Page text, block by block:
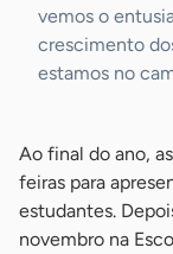
vemos o
crescimento
estamos no
Ao final do ano,
feiras para
estudantes.
novembro na